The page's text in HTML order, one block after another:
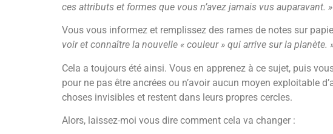
ces attributs et formes que vous n’avez jamais vus auparavant. »
Vous vous informez et remplissez des rames de notes sur
voir et connaître la nouvelle « couleur » qui arrive sur la planète.
Cela a toujours été ainsi. Vous en apprenez à ce sujet, puis
pour ne pas être ancrées ou n’avoir aucun moyen exploitable
choses invisibles et restent dans leurs propres cercles.
Alors, laissez-moi vous dire comment cela va changer :